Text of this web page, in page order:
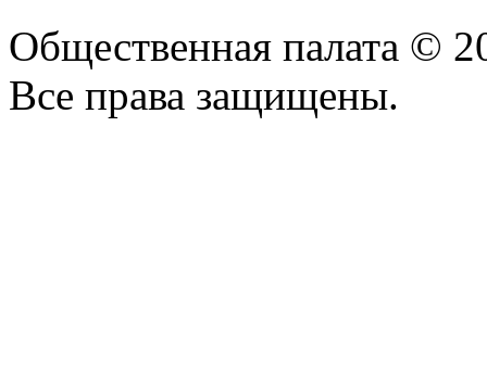
Общественная палата ©
Все права защищены.